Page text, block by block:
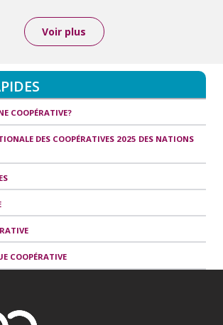
Voir plus
COOPÉRATIVE?
DES COOPÉRATIVES 2025 DES NATIONS
COOPÉRATIVE